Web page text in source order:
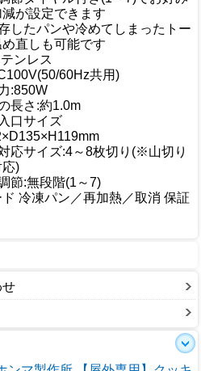
が設定できます
したパンや冷めてしまったトー
め直しも可能です
ンレス
60Hz共用)
:850W
長さ:約1.0m
口サイズ
応サイズ:4～8枚切り(※山切り
)
節:無段階(1～7)
冷凍パン／再加熱／取消 保証
せ